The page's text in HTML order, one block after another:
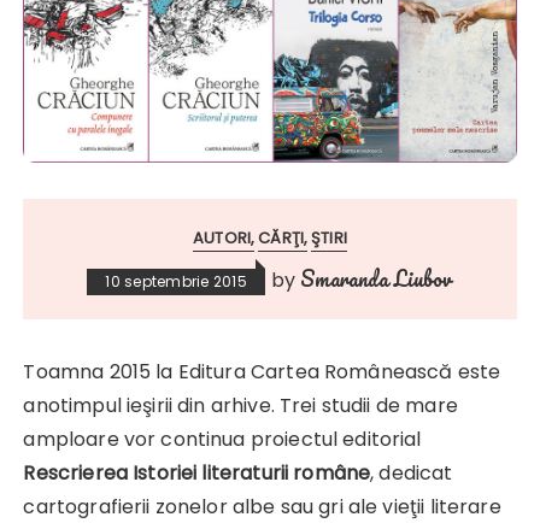
AUTORI CĂRŢI ŞTIRI
10 septembrie 2015 by Smaranda Liubov
Toamna 2015 la Editura Cartea Românească este
anotimpul ieşirii din arhive. Trei studii de mare
amploare vor continua proiectul editorial
Rescrierea Istoriei literaturii române, dedicat
cartografierii zonelor albe sau gri ale vieţii literare